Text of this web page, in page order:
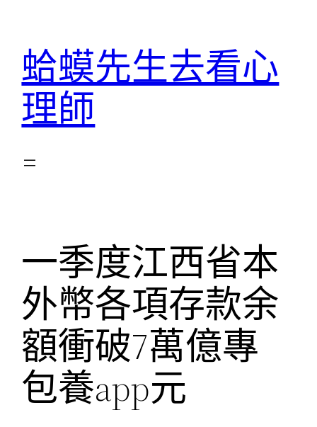
蛤蟆先生去看心
理師
一季度江西省本
外幣各項存款余
額衝破7萬億專
包養app元